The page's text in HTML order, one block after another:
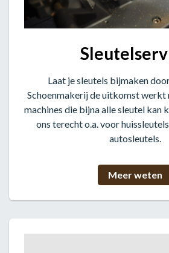
Laat je sleutels bijmaken
Schoenmakerij de uitkomst werkt
machines die bijna alle sleutel kan
ons terecht o.a. voor
autosleutels.
Meer weten